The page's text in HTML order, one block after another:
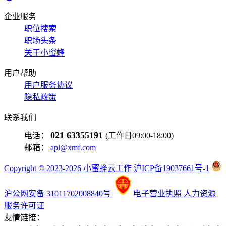
企业服务
职位搜索
职场头条
关于小蜜蜂
用户帮助
用户服务协议
隐私政策
联系我们
电话： 021 63355191 (工作日09:00-18:00)
邮箱： api@xmf.com
Copyright © 2023-2026 小蜜蜂云工作 沪ICP备19037661号-1
沪公网安备 31011702008840号 电子营业执照 人力资源
服务许可证
友情链接：